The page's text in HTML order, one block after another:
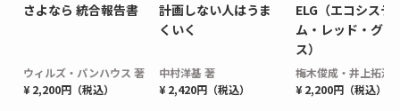
さよなら 統合報告書
ウィルズ・パンハウス 著
¥ 2,200円（税込）
計画しない人はうま
くいく
中村洋基 著
¥ 2,420円（税込）
ELG（エコシステ
ム・レッド・グロ
ス）
梅木俊成・井上拓海
¥ 2,200円（税込）